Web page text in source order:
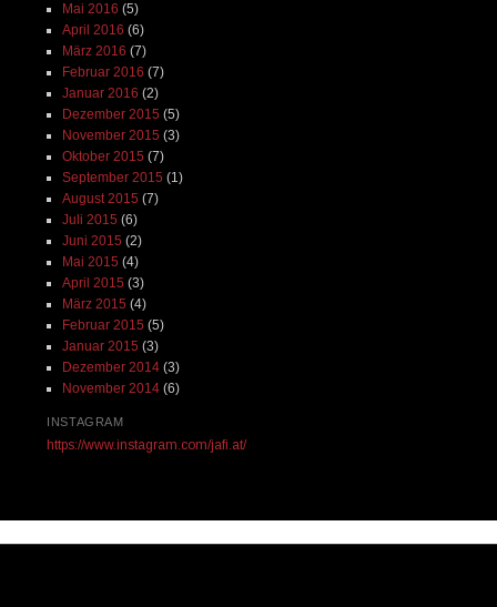
Mai 2016 (5)
April 2016 (6)
März 2016 (7)
Februar 2016 (7)
Januar 2016 (2)
Dezember 2015 (5)
November 2015 (3)
Oktober 2015 (7)
September 2015 (1)
August 2015 (7)
Juli 2015 (6)
Juni 2015 (2)
Mai 2015 (4)
April 2015 (3)
März 2015 (4)
Februar 2015 (5)
Januar 2015 (3)
Dezember 2014(3)
November 2014(6)
INSTAGRAM
https://www.instagram.com/jafi.at/